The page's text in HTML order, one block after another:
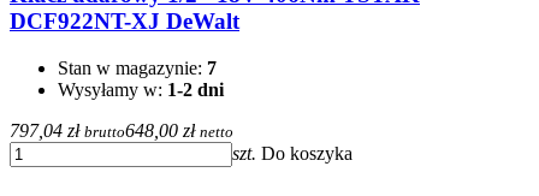
DCF922NT-XJ DeWalt
Stan w magazynie: 7
Wysyłamy w: 1-2 dni
797,04 zł brutto648,00 zł netto
szt. Do koszyka